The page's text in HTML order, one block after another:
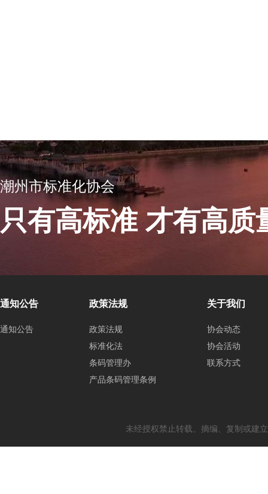
潮州市标准化协会
只有高标准 才有高质
通知公告
通知公告
政策法规
政策法规
标准化法
条码管理办
产品条码管理条例
关于我们
协会动态
协会活动
联系方式
未经授权禁止转载、摘编、复制或建